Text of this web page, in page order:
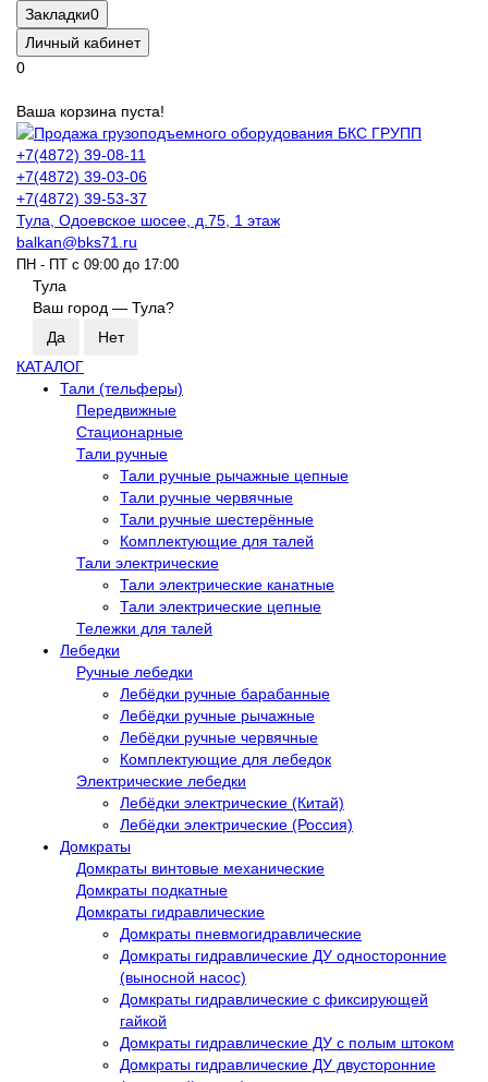
Закладки0
Личный кабинет
0
Ваша корзина пуста!
+7(4872) 39-08-11
+7(4872) 39-03-06
+7(4872) 39-53-37
Тула, Одоевское шосее, д.75, 1 этаж
balkan@bks71.ru
ПН - ПТ с 09:00 до 17:00
Тула
Ваш город — Тула?
КАТАЛОГ
Тали (тельферы)
Передвижные
Стационарные
Тали ручные
Тали ручные рычажные цепные
Тали ручные червячные
Тали ручные шестерённые
Комплектующие для талей
Тали электрические
Тали электрические канатные
Тали электрические цепные
Тележки для талей
Лебедки
Ручные лебедки
Лебёдки ручные барабанные
Лебёдки ручные рычажные
Лебёдки ручные червячные
Комплектующие для лебедок
Электрические лебедки
Лебёдки электрические (Китай)
Лебёдки электрические (Россия)
Домкраты
Домкраты винтовые механические
Домкраты подкатные
Домкраты гидравлические
Домкраты пневмогидравлические
Домкраты гидравлические ДУ односторонние
(выносной насос)
Домкраты гидравлические с фиксирующей
гайкой
Домкраты гидравлические ДУ c полым штоком
Домкраты гидравлические ДУ двусторонние